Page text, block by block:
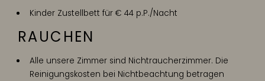
Kinder Zustellbett für € 44 p.P./Nacht
RAUCHEN
Alle unsere Zimmer sind Nichtraucherzimmer. Die
Reinigungskosten bei Nichtbeachtung betragen